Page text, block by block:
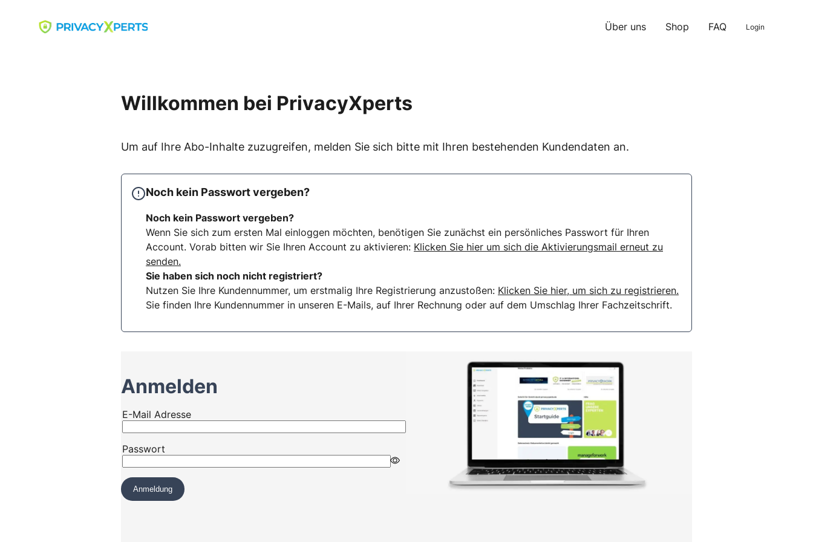
Go to landing page. Über uns Shop FAQ Login
Willkommen bei PrivacyXperts
Um auf Ihre Abo-Inhalte zuzugreifen, melden Sie sich bitte mit Ihren bestehenden Kundendaten an.
Noch kein Passwort vergeben?
Noch kein Passwort vergeben?
Wenn Sie sich zum ersten Mal einloggen möchten, benötigen Sie zunächst ein persönliches Passwort für Ihren
Account. Vorab bitten wir Sie Ihren Account zu aktivieren: Klicken Sie hier um sich die Aktivierungsmail erneut zu
senden.
Sie haben sich noch nicht registriert?
Nutzen Sie Ihre Kundennummer, um erstmalig Ihre Registrierung anzustoßen: Klicken Sie hier, um sich zu registrieren.
Sie finden Ihre Kundennummer in unseren E-Mails, auf Ihrer Rechnung oder auf dem Umschlag Ihrer Fachzeitschrift.
Anmelden